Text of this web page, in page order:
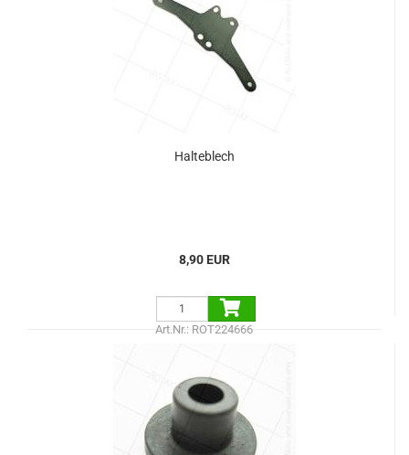
Halteblech
8,90 EUR
Art.Nr.: ROT224666